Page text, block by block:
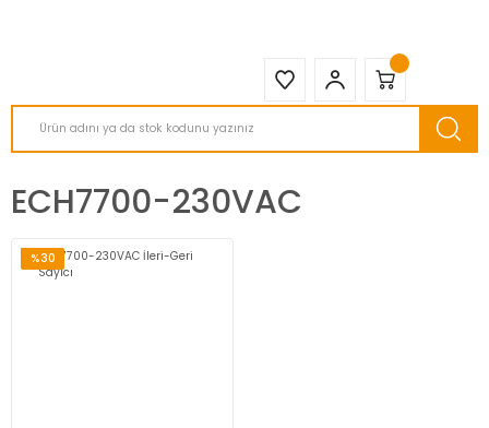
ECH7700-230VAC
%30